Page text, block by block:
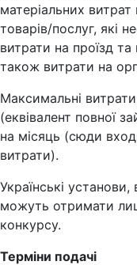
матеріальних витрат
товарів/послуг, які
витрати на проїзд
також витрати на
Максимальні
(еквівалент повної
на місяць (сюди
витрати).
Українські
можуть отримати
конкурсу.
Терміни подачі